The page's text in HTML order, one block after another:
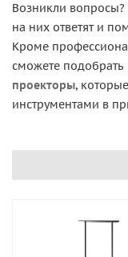
Возникли вопросы?
на них ответят и
Кроме
сможете подобрать
проекторы,
инструментами в